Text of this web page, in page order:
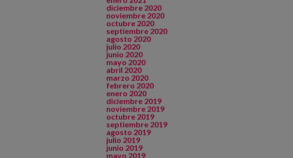
diciembre 2020
noviembre 2020
octubre 2020
septiembre 2020
agosto 2020
julio 2020
junio 2020
mayo 2020
abril 2020
marzo 2020
febrero 2020
enero 2020
diciembre 2019
noviembre 2019
octubre 2019
septiembre 2019
agosto 2019
julio 2019
junio 2019
mayo 2019